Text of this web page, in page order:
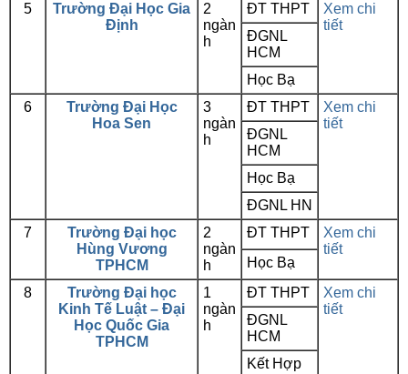
5
Trường Đại Học Gia
Định
2
ngàn
h
ĐT THPT
Xem chi
tiết
ĐGNL
HCM
Học Bạ
6
Trường Đại Học
Hoa Sen
3
ngàn
h
ĐT THPT
Xem chi
tiết
ĐGNL
HCM
Học Bạ
ĐGNL HN
7
Trường Đại học
Hùng Vương
TPHCM
2
ngàn
h
ĐT THPT
Xem chi
tiết
Học Bạ
8
Trường Đại học
Kinh Tế Luật – Đại
Học Quốc Gia
TPHCM
1
ngàn
h
ĐT THPT
Xem chi
tiết
ĐGNL
HCM
Kết Hợp